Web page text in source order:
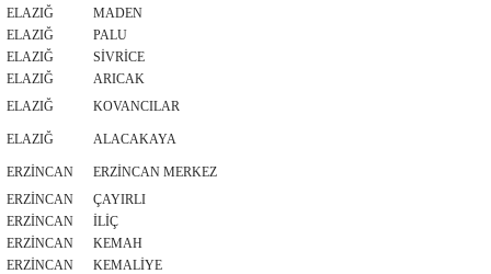
ELAZIĞ
MADEN
ELAZIĞ
PALU
ELAZIĞ
SİVRİCE
ELAZIĞ
ARICAK
ELAZIĞ
KOVANCILAR
ELAZIĞ ALACAKAYA
ERZİNCAN
ERZİNCAN MERKEZ
ERZİNCAN
ÇAYIRLI
ERZİNCAN
İLİÇ
ERZİNCAN
KEMAH
ERZİNCAN
KEMALİYE